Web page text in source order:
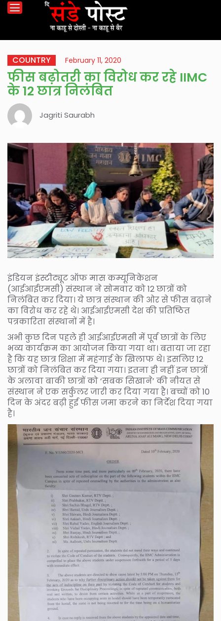
COUNTRY February 11, 2020
फीस बढ़ोतरी का विरोध कर रहे IIMC
के 12 छात्र निलंबित
Jagriti Saurabh
इंडियन इंस्टीट्यूट ऑफ मास कम्यूनिकेशन
(आईआईएमसी) संस्थान ने सोमवार को 12 छात्रों को
निलंबित कर दिया। ये छात्र संस्थान की ओर से फीस बढ़ाने
का विरोध कर रहे थे। आईआईएमसी देश की प्रतिष्ठित
पत्रकारिता संस्थानों में है।
अभी कुछ दिन पहले ही आईआईएमसी में पूर्व छात्रों के लिए
भव्य कार्यक्रम का आयोजन किया गया था। बताया जा रहा
है कि यह छात्र शिक्षा में महंगाई के खिलाफ थे। इसलिए 12
छात्रों को निलंबित कर दिया गया। इतना ही नहीं इन छात्रों
के अलावा बाकी छात्रों को ‘सबक सिखाने’ की नीयत से
संस्थान ने एक सर्कुलर जारी कर दिया गया है। बच्चों को 10
दिन के अंदर बढ़ी हुई फीस जमा करने का निर्देश दिया गया
है।